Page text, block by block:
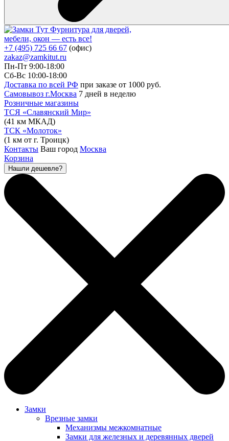
Фурнитура для дверей,
мебели, окон — есть все!
+7 (495) 725 66 67 (офис)
zakaz@zamkitut.ru
Пн-Пт 9:00-18:00
Сб-Вс 10:00-18:00
Доставка по всей РФ при заказе от 1000 руб.
Самовывоз г.Москва 7 дней в неделю
Розничные магазины
ТСЯ «Славянский Мир»
(41 км МКАД)
ТСК «Молоток»
(1 км от г. Троицк)
Контакты Ваш город Москва
Корзина
Нашли дешевле?
Замки
Врезные замки
Механизмы межкомнатные
Замки для железных и деревянных дверей